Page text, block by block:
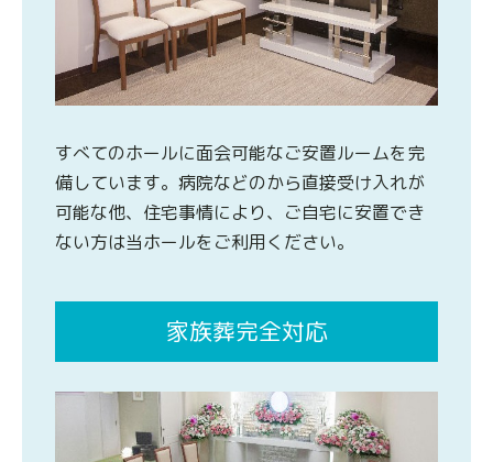
すべてのホールに面会可能なご安置ルームを完
備しています。病院などのから直接受け入れが
可能な他、住宅事情により、ご自宅に安置でき
ない方は当ホールをご利用ください。
家族葬完全対応